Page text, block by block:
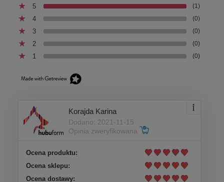
5 (1)
4 (0)
3 (0)
2 (0)
1 (0)
Korajda Karina
Dodano: 2021-11-15
Opinia zweryfikowana
Ocena produktu:
Ocena sklepu:
Ocena dostawy: